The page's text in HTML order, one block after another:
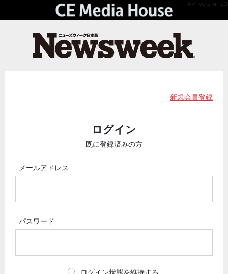
API Version 2.0
新規会員登録
ログイン
既に登録済みの方
メールアドレス
パスワード